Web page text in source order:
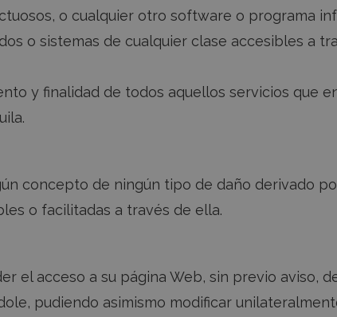
o cualquier otro software o programa
o sistemas de cualquier clase accesibles a
y finalidad de todos aquellos servicios que
concepto de ningún tipo de daño derivado
o facilitadas a través de ella.
el acceso a su página Web, sin previo aviso,
pudiendo asimismo modificar